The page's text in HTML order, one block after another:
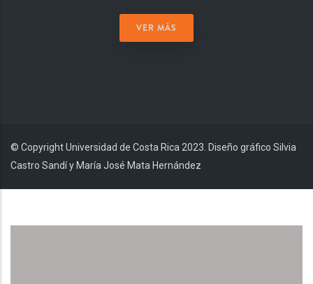
VER MÁS
© Copyright Universidad de Costa Rica 2023. Diseño gráfico Silvia
Castro Sandí y María José Mata Hernández